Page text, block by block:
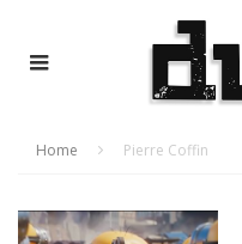
Home Pierre Coffin